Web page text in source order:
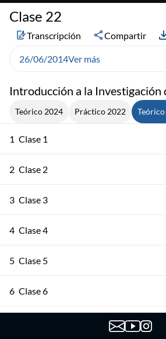
Introducción a la Investigación
Teórico 2024 Práctico 2022
1 Clase 1
2 Clase 2
3 Clase 3
4 Clase 4
5 Clase 5
6 Clase 6
Clase 22
Transcripción Compartir
26/06/2014Ver más